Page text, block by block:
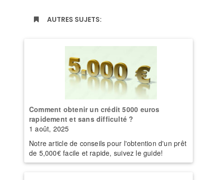
AUTRES SUJETS:
Comment obtenir un crédit 5000 euros
rapidement et sans difficulté ?
1 août, 2025
Notre article de conseils pour l'obtention d'un prêt
de 5,000€ facile et rapide, suivez le guide!